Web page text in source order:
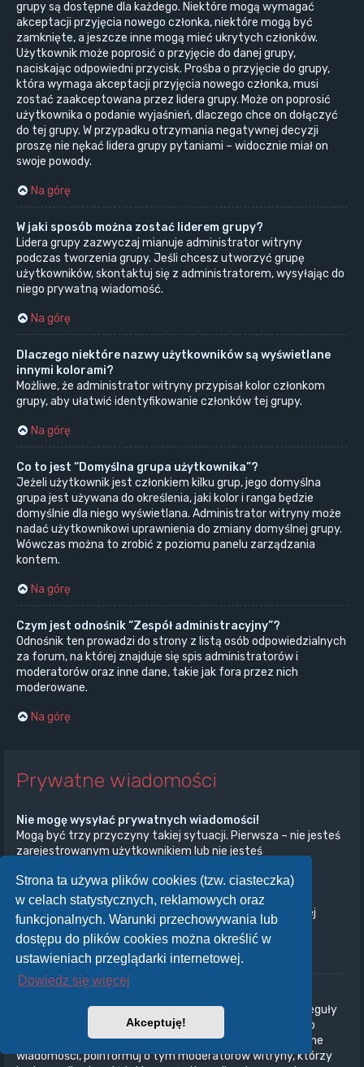
Strona ta używa plików cookies (tzw. ciasteczka)
w celach statystycznych, reklamowych oraz
funkcjonalnych. Warunki przechowywania lub
dostępu do plików cookies można określić w
ustawieniach przeglądarki internetowej.
Dowiedz się więcej
Akceptuję!
grupy są dostępne dla każdego. Niektóre mogą wymagać
akceptacji przyjęcia nowego członka, niektóre mogą być
zamknięte, a jeszcze inne mogą mieć ukrytych członków.
Użytkownik może poprosić o przyjęcie do danej grupy,
naciskając odpowiedni przycisk. Prośba o przyjęcie do grupy,
która wymaga akceptacji przyjęcia nowego członka, musi
zostać zaakceptowana przez lidera grupy. Może on poprosić
użytkownika o podanie wyjaśnień, dlaczego chce on dołączyć
do tej grupy. W przypadku otrzymania negatywnej decyzji
proszę nie nękać lidera grupy pytaniami – widocznie miał on
swoje powody.
Na górę
W jaki sposób można zostać liderem grupy?
Lidera grupy zazwyczaj mianuje administrator witryny
podczas tworzenia grupy. Jeśli chcesz utworzyć grupę
użytkowników, skontaktuj się z administratorem, wysyłając do
niego prywatną wiadomość.
Na górę
Dlaczego niektóre nazwy użytkowników są wyświetlane
innymi kolorami?
Możliwe, że administrator witryny przypisał kolor członkom
grupy, aby ułatwić identyfikowanie członków tej grupy.
Na górę
Co to jest “Domyślna grupa użytkownika”?
Jeżeli użytkownik jest członkiem kilku grup, jego domyślna
grupa jest używana do określenia, jaki kolor i ranga będzie
domyślnie dla niego wyświetlana. Administrator witryny może
nadać użytkownikowi uprawnienia do zmiany domyślnej grupy.
Wówczas można to zrobić z poziomu panelu zarządzania
kontem.
Na górę
Czym jest odnośnik “Zespół administracyjny”?
Odnośnik ten prowadzi do strony z listą osób odpowiedzialnych
za forum, na której znajduje się spis administratorów i
moderatorów oraz inne dane, takie jak fora przez nich
moderowane.
Na górę
Prywatne wiadomości
Nie mogę wysyłać prywatnych wiadomości!
Mogą być trzy przyczyny takiej sytuacji. Pierwsza – nie jesteś
zarejestrowanym użytkownikiem lub nie jesteś
wyłączył przesyłanie prywatnych wiadomości na całej
witrynie. Trzecia – administrator witryny uniemożliwił ci
przesyłanie prywatnych wiadomości. Aby uzyskać więcej
informacji, skontaktuj się z administratorem witryny.
Na górę
W panelu użytkownika możesz, określając odpowiednie reguły
ustawić automatyczne usuwanie wiadomości od danego
nadawcy. Jeżeli otrzymujesz od kogoś obraźliwe prywatne
wiadomości, poinformuj o tym moderatorów witryny, którzy